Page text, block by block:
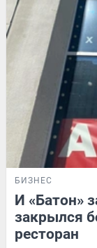
БИЗНЕС
И «Батон»
закрылся
ресторан